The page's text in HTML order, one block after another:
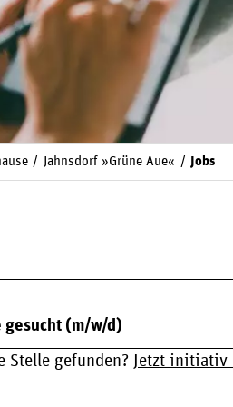
Jahnsdorf »Grüne Aue« Jobs
gesucht (m/w/d)
Stelle gefunden? Jetzt initiativ